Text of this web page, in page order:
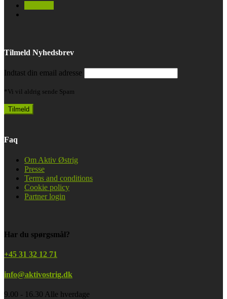
Tilmeld Nyhedsbrev
Indtast din email adresse
*Vi vil aldrig sende Spam
Faq
Om Aktiv Østrig
Presse
Terms and conditions
Cookie policy
Partner login
Har du spørgsmål?
+45 31 32 12 71
info@aktivostrig.dk
9.00 - 16.30 Alle hverdage